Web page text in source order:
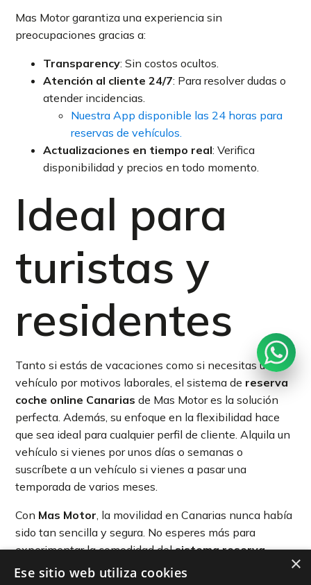
Mas Motor garantiza una experiencia sin
preocupaciones gracias a:
Transparency: Sin costos ocultos.
Atención al cliente 24/7: Para resolver dudas o
atender incidencias.
Nuestra App disponible las 24 horas para
reservas de vehículos.
Actualizaciones en tiempo real: Verifica
disponibilidad y precios en todo momento.
Ideal para
turistas y
residentes
Tanto si estás de vacaciones como si necesitas un
vehículo por motivos laborales, el sistema de reserva
coche online Canarias de Mas Motor es la solución
perfecta. Además, su enfoque en la flexibilidad hace
que sea ideal para cualquier perfil de cliente. Alquila un
vehículo si vienes por unos días o semanas o
suscríbete a un vehículo si vienes a pasar una
temporada de varios meses.
Con Mas Motor, la movilidad en Canarias nunca había
sido tan sencilla y segura. No esperes más para
experimentar la comodidad delsistema reserva
cochede Mas Motor y descubre la diferencia. ×
Ese sitio web utiliza cookies